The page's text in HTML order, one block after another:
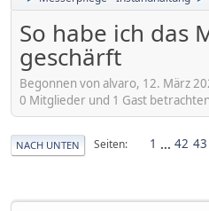
So habe ich das
geschärft
Begonnen von alvaro, 12. März
0 Mitglieder und 1 Gast
NACH UNTEN Seiten 1 ... 42 43